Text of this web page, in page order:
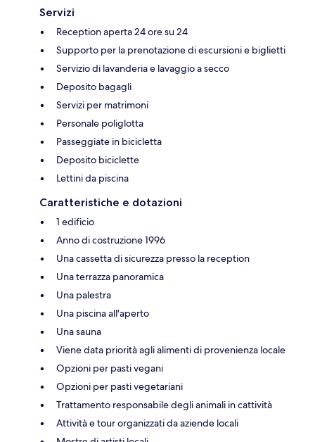
Servizi
Reception aperta 24 ore su 24
Supporto per la prenotazione di escursioni e biglietti
Servizio di lavanderia e lavaggio a secco
Deposito bagagli
Servizi per matrimoni
Personale poliglotta
Passeggiate in bicicletta
Deposito biciclette
Lettini da piscina
Caratteristiche e dotazioni
1 edificio
Anno di costruzione 1996
Una cassetta di sicurezza presso la reception
Una terrazza panoramica
Una palestra
Una piscina all'aperto
Una sauna
Viene data priorità agli alimenti di provenienza locale
Opzioni per pasti vegani
Opzioni per pasti vegetariani
Trattamento responsabile degli animali in cattività
Attività e tour organizzati da aziende locali